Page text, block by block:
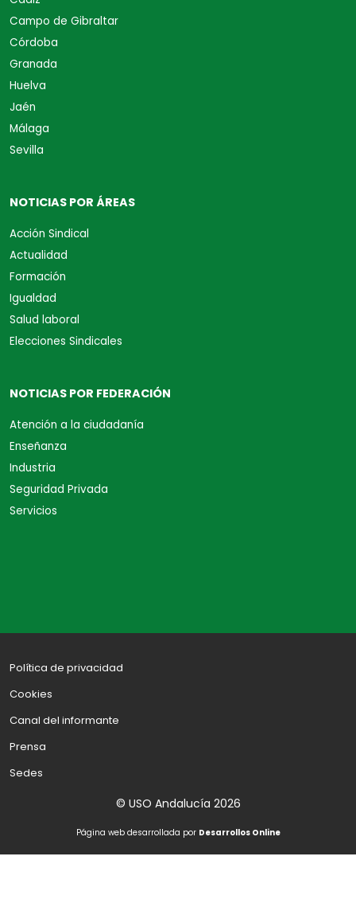
Campo de Gibraltar
Córdoba
Granada
Huelva
Jaén
Málaga
Sevilla
NOTICIAS POR ÁREAS
Acción Sindical
Actualidad
Formación
Igualdad
Salud laboral
Elecciones Sindicales
NOTICIAS POR FEDERACIÓN
Atención a la ciudadanía
Enseñanza
Industria
Seguridad Privada
Servicios
Política de privacidad
Cookies
Canal del informante
Prensa
Sedes
© USO Andalucía 2026
Página web desarrollada por Desarrollos Online